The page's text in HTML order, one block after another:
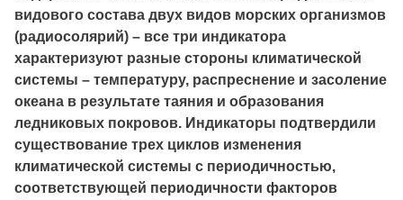
видового состава двух видов морских организмов
(радиосолярий) – все три индикатора
характеризуют разные стороны климатической
системы – температуру, распреснение и засоление
океана в результате таяния и образования
ледниковых покровов. Индикаторы подтвердили
существование трех циклов изменения
климатической системы с периодичностью,
соответствующей периодичности факторов